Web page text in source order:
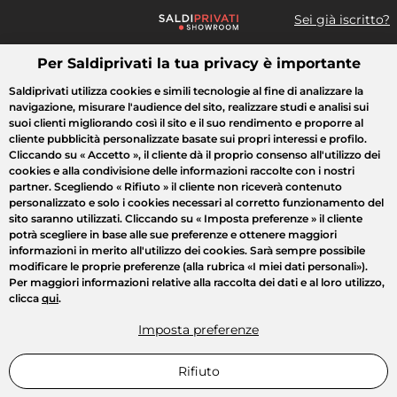
Sei già iscritto?
Cosa cerchi?
Tutte le vendite Moda Casa Bellezza Elettrodomestici
Per Saldiprivati la tua privacy è importante
Saldiprivati utilizza cookies e simili tecnologie al fine di analizzare la
navigazione, misurare l'audience del sito, realizzare studi e analisi sui
suoi clienti migliorando così il sito e il suo rendimento e proporre al
cliente pubblicità personalizzate basate sui propri interessi e profilo.
Cliccando su « Accetto », il cliente dà il proprio consenso all'utilizzo dei
cookies e alla condivisione delle informazioni raccolte con i nostri
partner. Scegliendo « Rifiuto » il cliente non riceverà contenuto
personalizzato e solo i cookies necessari al corretto funzionamento del
sito saranno utilizzati. Cliccando su « Imposta preferenze » il cliente
potrà scegliere in base alle sue preferenze e ottenere maggiori
informazioni in merito all'utilizzo dei cookies. Sarà sempre possibile
modificare le proprie preferenze (alla rubrica «I miei dati personali»).
Per maggiori informazioni relative alla raccolta dei dati e al loro utilizzo,
clicca qui.
Imposta preferenze
Rifiuto